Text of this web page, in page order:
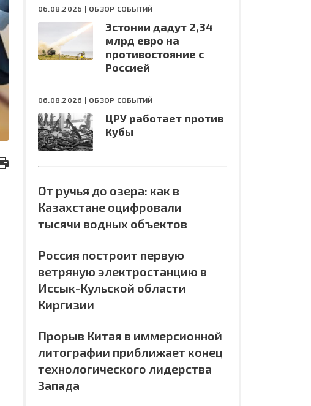
06.08.2026 | ОБЗОР СОБЫТИЙ
Эстонии дадут 2,34
млрд евро на
противостояние с
Россией
06.08.2026 | ОБЗОР СОБЫТИЙ
ЦРУ работает против
Кубы
От ручья до озера: как в
Казахстане оцифровали
тысячи водных объектов
Россия построит первую
ветряную электростанцию в
Иссык-Кульской области
Киргизии
Прорыв Китая в иммерсионной
литографии приближает конец
технологического лидерства
Запада